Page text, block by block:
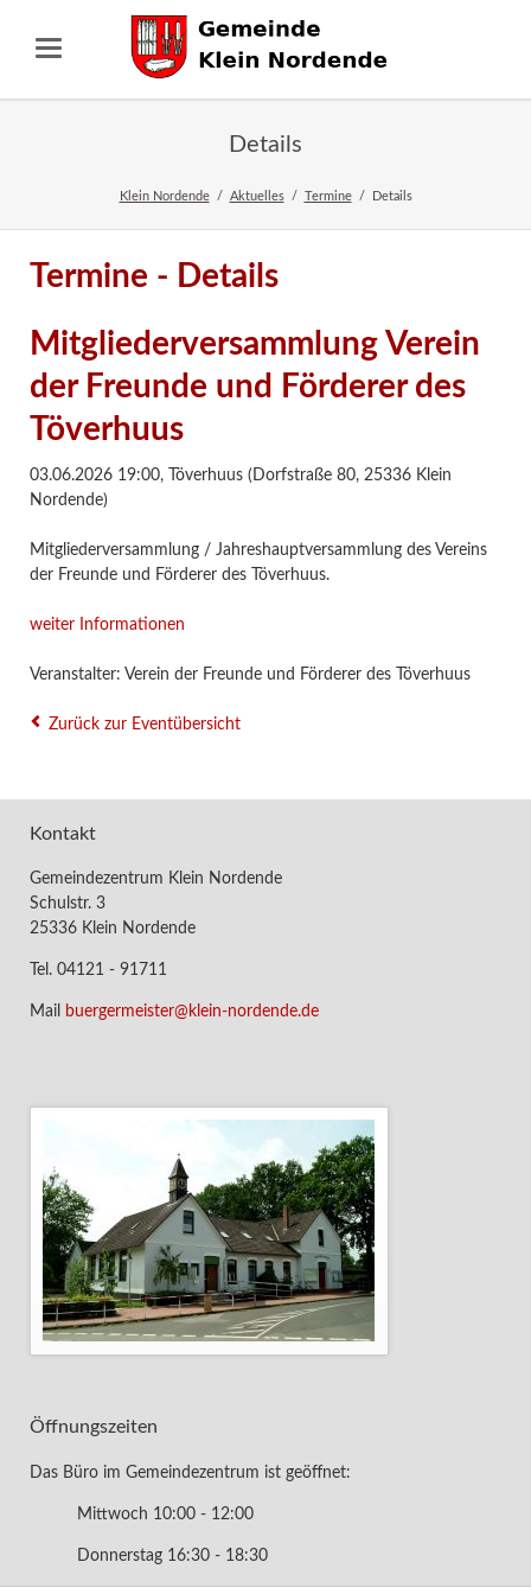
Details
Klein Nordende Aktuelles Termine Details
Termine - Details
Mitgliederversammlung Verein
der Freunde und Förderer des
Töverhuus
03.06.2026 19:00,
Töverhuus (Dorfstraße 80, 25336 Klein
Nordende)
Mitgliederversammlung / Jahreshauptversammlung des Vereins
der Freunde und Förderer des Töverhuus.
weiter Informationen
Veranstalter: Verein der Freunde und Förderer des Töverhuus
Zurück zur Eventübersicht
Kontakt
Gemeindezentrum Klein Nordende
Schulstr. 3
25336 Klein Nordende
Tel. 04121 - 91711
Mail buergermeister@klein-nordende.de
Öffnungszeiten
Das Büro im Gemeindezentrum ist geöffnet:
Mittwoch 10:00 - 12:00
Donnerstag 16:30 - 18:30